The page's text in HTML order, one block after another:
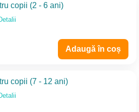
copii (2 - 6 ani)
Adaugă în coș
copii (7 - 12 ani)